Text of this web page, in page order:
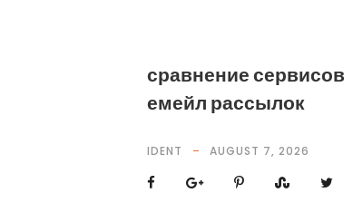
сравнение сервисов
емейл рассылок
IDENT AUGUST 7, 2026